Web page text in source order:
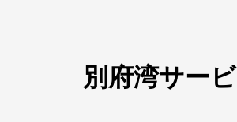
別府湾サー